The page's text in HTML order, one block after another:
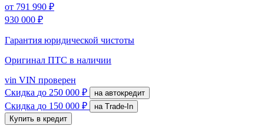
от 791 990 ₽
930 000 ₽
Гарантия юридической чистоты
Оригинал ПТС в наличии
vin VIN проверен
Скидка до 250 000 ₽ на автокредит
Скидка до 150 000 ₽
на Trade-In
Купить в кредит